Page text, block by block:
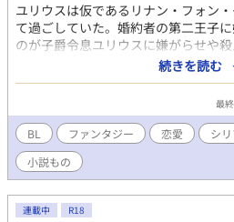
ユリウスは仮であるリナン・フォン
て過ごしていた。婚約者の第二王子
のが子爵令息ユリウスに嫌がらせや
った。元々そのユリウスがリナンで
ていたのだ。理由もよくわからない
館へ売られて途方にくれていたユリ
われた。 男は第一王子で、第二部の
象の意味がわからないユリウスは、説
リウスの名と居場所を奪ったかを知
続きを読む
最
BL ファンタジー 恋愛 シ
小説もの
連載中 R18